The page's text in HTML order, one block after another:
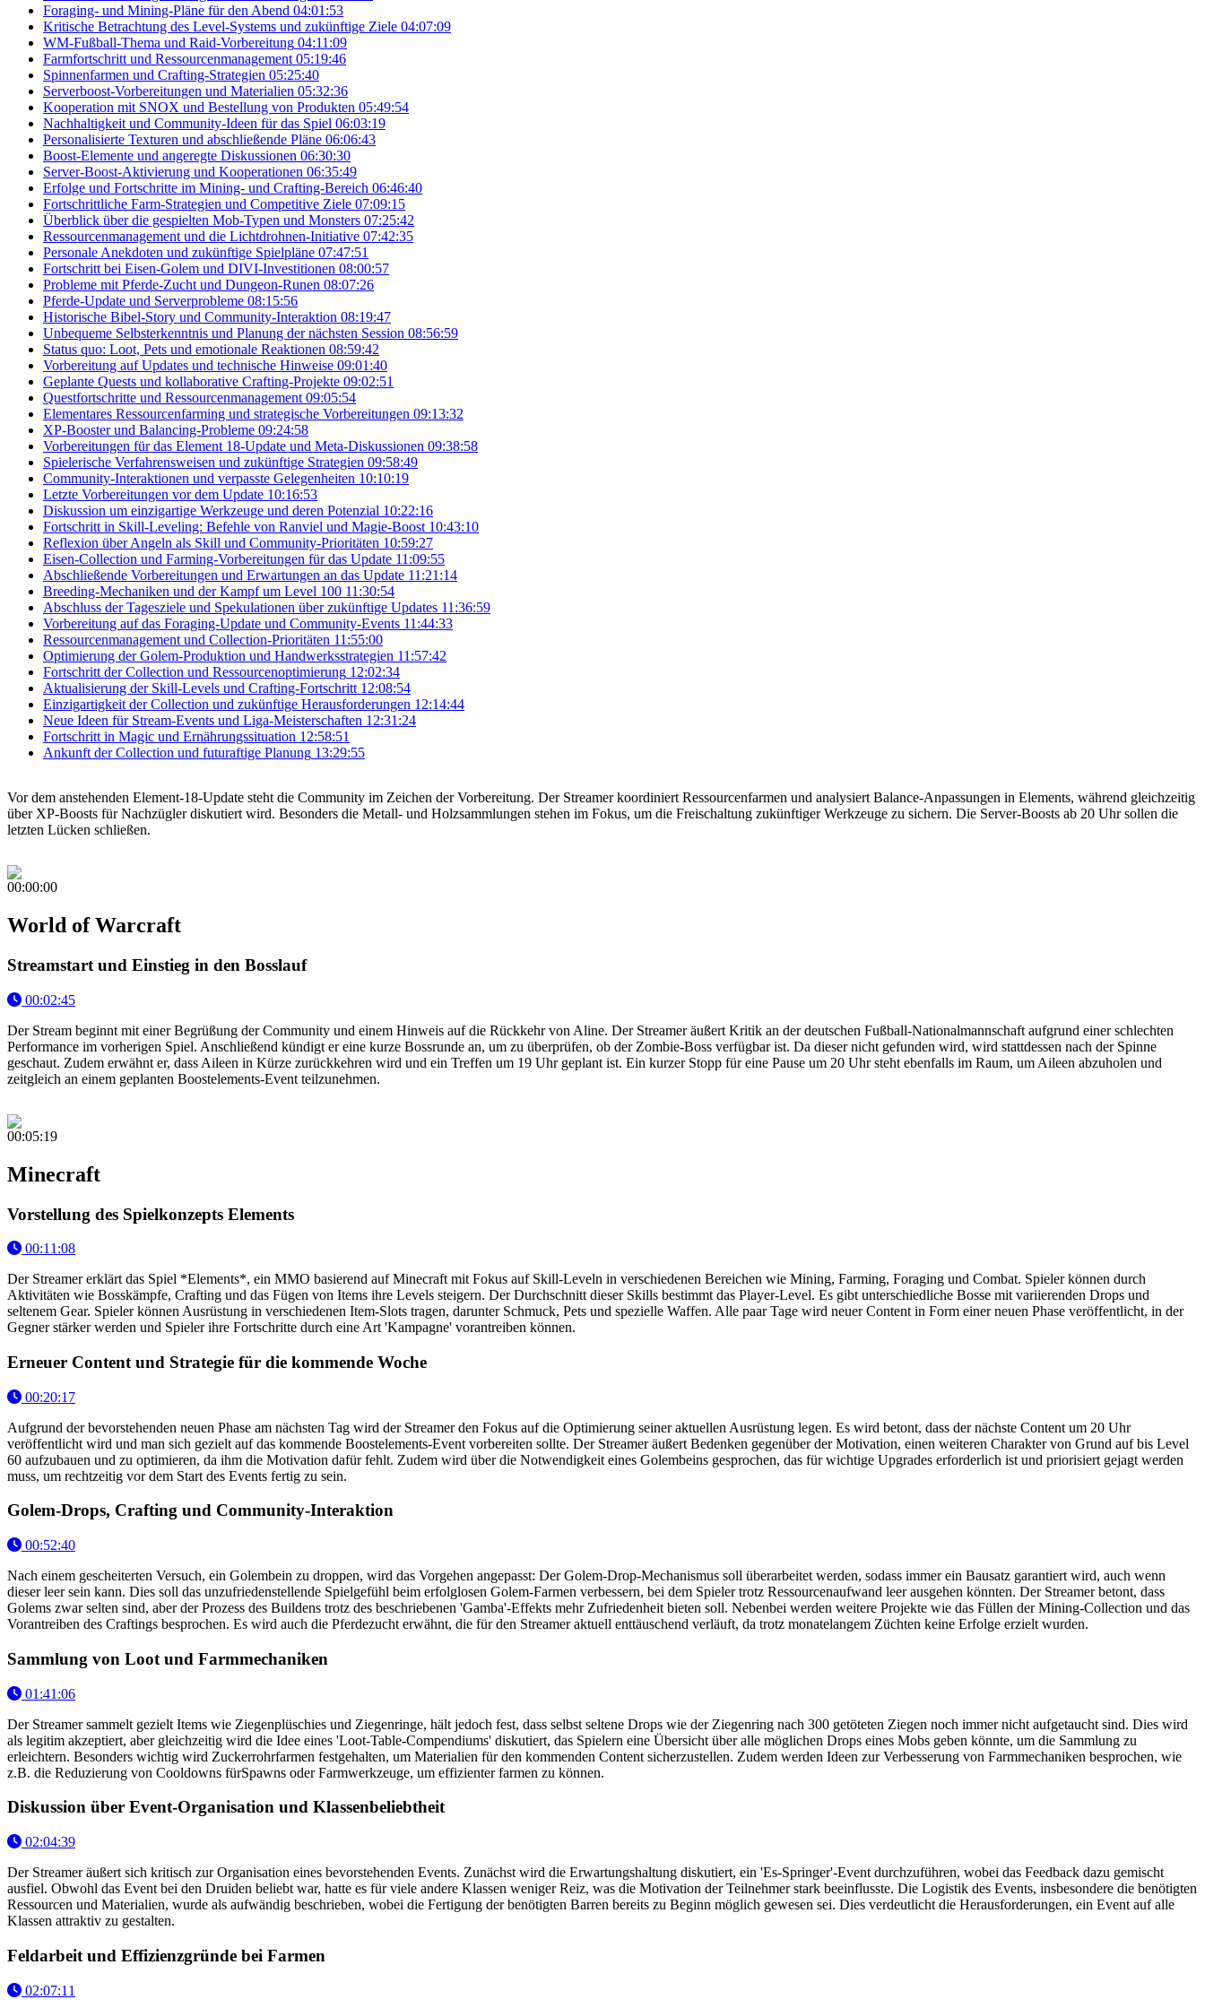
Foraging- und Mining-Pläne für den Abend 04:01:53
Kritische Betrachtung des Level-Systems und zukünftige Ziele 04:07:09
WM-Fußball-Thema und Raid-Vorbereitung 04:11:09
Farmfortschritt und Ressourcenmanagement 05:19:46
Spinnenfarmen und Crafting-Strategien 05:25:40
Serverboost-Vorbereitungen und Materialien 05:32:36
Kooperation mit SNOX und Bestellung von Produkten 05:49:54
Nachhaltigkeit und Community-Ideen für das Spiel 06:03:19
Personalisierte Texturen und abschließende Pläne 06:06:43
Boost-Elemente und angeregte Diskussionen 06:30:30
Server-Boost-Aktivierung und Kooperationen 06:35:49
Erfolge und Fortschritte im Mining- und Crafting-Bereich 06:46:40
Fortschrittliche Farm-Strategien und Competitive Ziele 07:09:15
Überblick über die gespielten Mob-Typen und Monsters 07:25:42
Ressourcenmanagement und die Lichtdrohnen-Initiative 07:42:35
Personale Anekdoten und zukünftige Spielpläne 07:47:51
Fortschritt bei Eisen-Golem und DIVI-Investitionen 08:00:57
Probleme mit Pferde-Zucht und Dungeon-Runen 08:07:26
Pferde-Update und Serverprobleme 08:15:56
Historische Bibel-Story und Community-Interaktion 08:19:47
Unbequeme Selbsterkenntnis und Planung der nächsten Session 08:56:59
Status quo: Loot, Pets und emotionale Reaktionen 08:59:42
Vorbereitung auf Updates und technische Hinweise 09:01:40
Geplante Quests und kollaborative Crafting-Projekte 09:02:51
Questfortschritte und Ressourcenmanagement 09:05:54
Elementares Ressourcenfarming und strategische Vorbereitungen 09:13:32
XP-Booster und Balancing-Probleme 09:24:58
Vorbereitungen für das Element 18-Update und Meta-Diskussionen 09:38:58
Spielerische Verfahrensweisen und zukünftige Strategien 09:58:49
Community-Interaktionen und verpasste Gelegenheiten 10:10:19
Letzte Vorbereitungen vor dem Update 10:16:53
Diskussion um einzigartige Werkzeuge und deren Potenzial 10:22:16
Fortschritt in Skill-Leveling: Befehle von Ranviel und Magie-Boost 10:43:10
Reflexion über Angeln als Skill und Community-Prioritäten 10:59:27
Eisen-Collection und Farming-Vorbereitungen für das Update 11:09:55
Abschließende Vorbereitungen und Erwartungen an das Update 11:21:14
Breeding-Mechaniken und der Kampf um Level 100 11:30:54
Abschluss der Tagesziele und Spekulationen über zukünftige Updates 11:36:59
Vorbereitung auf das Foraging-Update und Community-Events 11:44:33
Ressourcenmanagement und Collection-Prioritäten 11:55:00
Optimierung der Golem-Produktion und Handwerksstrategien 11:57:42
Fortschritt der Collection und Ressourcenoptimierung 12:02:34
Aktualisierung der Skill-Levels und Crafting-Fortschritt 12:08:54
Einzigartigkeit der Collection und zukünftige Herausforderungen 12:14:44
Neue Ideen für Stream-Events und Liga-Meisterschaften 12:31:24
Fortschritt in Magic und Ernährungssituation 12:58:51
Ankunft der Collection und futuraftige Planung 13:29:55
Vor dem anstehenden Element-18-Update steht die Community im Zeichen der Vorbereitung. Der Streamer koordiniert Ressourcenfarmen und analysiert Balance-Anpassungen in Elements, während gleichzeitig
über XP-Boosts für Nachzügler diskutiert wird. Besonders die Metall- und Holzsammlungen stehen im Fokus, um die Freischaltung zukünftiger Werkzeuge zu sichern. Die Server-Boosts ab 20 Uhr sollen die
letzten Lücken schließen.
00:00:00
World of Warcraft
Streamstart und Einstieg in den Bosslauf
00:02:45
Der Stream beginnt mit einer Begrüßung der Community und einem Hinweis auf die Rückkehr von Aline. Der Streamer äußert Kritik an der deutschen Fußball-Nationalmannschaft aufgrund einer schlechten
Performance im vorherigen Spiel. Anschließend kündigt er eine kurze Bossrunde an, um zu überprüfen, ob der Zombie-Boss verfügbar ist. Da dieser nicht gefunden wird, wird stattdessen nach der Spinne
geschaut. Zudem erwähnt er, dass Aileen in Kürze zurückkehren wird und ein Treffen um 19 Uhr geplant ist. Ein kurzer Stopp für eine Pause um 20 Uhr steht ebenfalls im Raum, um Aileen abzuholen und
zeitgleich an einem geplanten Boostelements-Event teilzunehmen.
00:05:19
Minecraft
Vorstellung des Spielkonzepts Elements
00:11:08
Der Streamer erklärt das Spiel *Elements*, ein MMO basierend auf Minecraft mit Fokus auf Skill-Leveln in verschiedenen Bereichen wie Mining, Farming, Foraging und Combat. Spieler können durch
Aktivitäten wie Bosskämpfe, Crafting und das Fügen von Items ihre Levels steigern. Der Durchschnitt dieser Skills bestimmt das Player-Level. Es gibt unterschiedliche Bosse mit variierenden Drops und
seltenem Gear. Spieler können Ausrüstung in verschiedenen Item-Slots tragen, darunter Schmuck, Pets und spezielle Waffen. Alle paar Tage wird neuer Content in Form einer neuen Phase veröffentlicht, in der
Gegner stärker werden und Spieler ihre Fortschritte durch eine Art 'Kampagne' vorantreiben können.
Erneuer Content und Strategie für die kommende Woche
00:20:17
Aufgrund der bevorstehenden neuen Phase am nächsten Tag wird der Streamer den Fokus auf die Optimierung seiner aktuellen Ausrüstung legen. Es wird betont, dass der nächste Content um 20 Uhr
veröffentlicht wird und man sich gezielt auf das kommende Boostelements-Event vorbereiten sollte. Der Streamer äußert Bedenken gegenüber der Motivation, einen weiteren Charakter von Grund auf bis Level
60 aufzubauen und zu optimieren, da ihm die Motivation dafür fehlt. Zudem wird über die Notwendigkeit eines Golembeins gesprochen, das für wichtige Upgrades erforderlich ist und priorisiert gejagt werden
muss, um rechtzeitig vor dem Start des Events fertig zu sein.
Golem-Drops, Crafting und Community-Interaktion
00:52:40
Nach einem gescheiterten Versuch, ein Golembein zu droppen, wird das Vorgehen angepasst: Der Golem-Drop-Mechanismus soll überarbeitet werden, sodass immer ein Bausatz garantiert wird, auch wenn
dieser leer sein kann. Dies soll das unzufriedenstellende Spielgefühl beim erfolglosen Golem-Farmen verbessern, bei dem Spieler trotz Ressourcenaufwand leer ausgehen könnten. Der Streamer betont, dass
Golems zwar selten sind, aber der Prozess des Buildens trotz des beschriebenen 'Gamba'-Effekts mehr Zufriedenheit bieten soll. Nebenbei werden weitere Projekte wie das Füllen der Mining-Collection und das
Vorantreiben des Craftings besprochen. Es wird auch die Pferdezucht erwähnt, die für den Streamer aktuell enttäuschend verläuft, da trotz monatelangem Züchten keine Erfolge erzielt wurden.
Sammlung von Loot und Farmmechaniken
01:41:06
Der Streamer sammelt gezielt Items wie Ziegenplüschies und Ziegenringe, hält jedoch fest, dass selbst seltene Drops wie der Ziegenring nach 300 getöteten Ziegen noch immer nicht aufgetaucht sind. Dies wird
als legitim akzeptiert, aber gleichzeitig wird die Idee eines 'Loot-Table-Compendiums' diskutiert, das Spielern eine Übersicht über alle möglichen Drops eines Mobs geben könnte, um die Sammlung zu
erleichtern. Besonders wichtig wird Zuckerrohrfarmen festgehalten, um Materialien für den kommenden Content sicherzustellen. Zudem werden Ideen zur Verbesserung von Farmmechaniken besprochen, wie
z.B. die Reduzierung von Cooldowns fürSpawns oder Farmwerkzeuge, um effizienter farmen zu können.
Diskussion über Event-Organisation und Klassenbeliebtheit
02:04:39
Der Streamer äußert sich kritisch zur Organisation eines bevorstehenden Events. Zunächst wird die Erwartungshaltung diskutiert, ein 'Es-Springer'-Event durchzuführen, wobei das Feedback dazu gemischt
ausfiel. Obwohl das Event bei den Druiden beliebt war, hatte es für viele andere Klassen weniger Reiz, was die Motivation der Teilnehmer stark beeinflusste. Die Logistik des Events, insbesondere die benötigten
Ressourcen und Materialien, wurde als aufwändig beschrieben, wobei die Fertigung der benötigten Barren bereits zu Beginn möglich gewesen sei. Dies verdeutlicht die Herausforderungen, ein Event auf alle
Klassen attraktiv zu gestalten.
Feldarbeit und Effizienzgründe bei Farmen
02:07:11